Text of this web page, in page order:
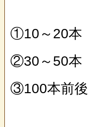
①10～20本
②30～50本
③100本前後